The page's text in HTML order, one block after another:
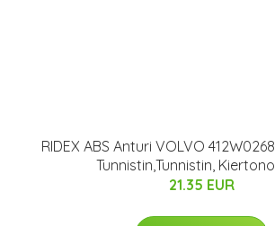
RIDEX ABS Anturi VOLVO
Tunnistin,Tunnistin,
21.35 EUR